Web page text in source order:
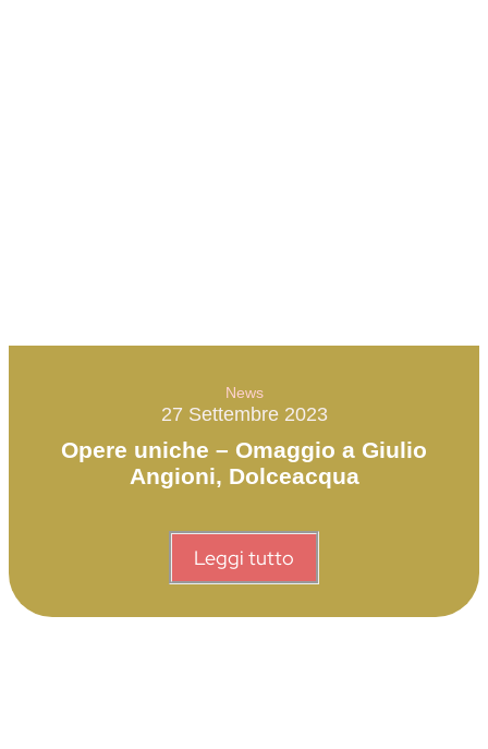
News
27 Settembre 2023
Opere uniche – Omaggio a Giulio
Angioni, Dolceacqua
Leggi tutto